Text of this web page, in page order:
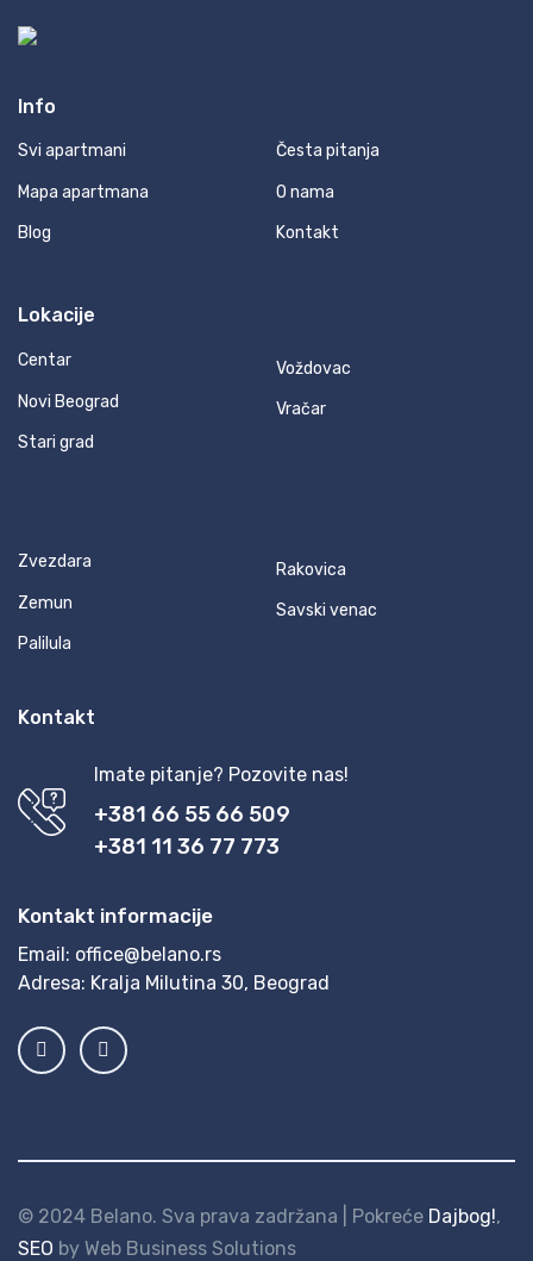
Info
Svi apartmani
Mapa apartmana
Blog
Česta pitanja
O nama
Kontakt
Lokacije
Centar
Novi Beograd
Stari grad
Voždovac
Vračar
Zvezdara
Zemun
Palilula
Rakovica
Savski venac
Kontakt
Imate pitanje? Pozovite nas!
+381 66 55 66 509
+381 11 36 77 773
Kontakt informacije
Email: office@belano.rs
Adresa: Kralja Milutina 30, Beograd
© 2024 Belano. Sva prava zadržana | Pokreće Dajbog!,
SEO by Web Business Solutions